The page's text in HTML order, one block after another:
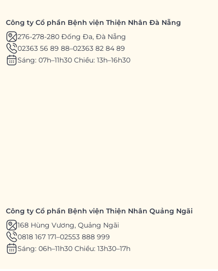
Công ty Cổ phần Bệnh viện Thiện Nhân Đà Nẵng
276-278-280 Đống Đa, Đà Nẵng
02363 56 89 88–02363 82 84 89
Sáng: 07h–11h30 Chiều: 13h–16h30
Công ty Cổ phần Bệnh viện Thiện Nhân Quảng Ngãi
168 Hùng Vương, Quảng Ngãi
0818 167 171–02553 888 999
Sáng: 06h–11h30 Chiều: 13h30–17h